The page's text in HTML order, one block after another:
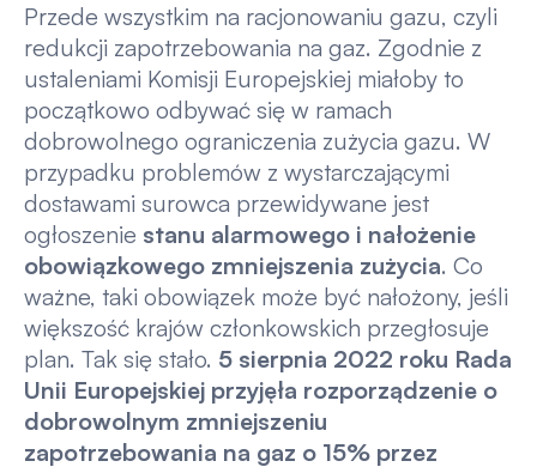
Przede wszystkim na racjonowaniu gazu, czyli
redukcji zapotrzebowania na gaz. Zgodnie z
ustaleniami Komisji Europejskiej miałoby to
początkowo odbywać się w ramach
dobrowolnego ograniczenia zużycia gazu. W
przypadku problemów z wystarczającymi
dostawami surowca przewidywane jest
ogłoszenie stanu alarmowego i nałożenie
obowiązkowego zmniejszenia zużycia. Co
ważne, taki obowiązek może być nałożony, jeśli
większość krajów członkowskich przegłosuje
plan. Tak się stało. 5 sierpnia 2022 roku Rada
Unii Europejskiej przyjęła rozporządzenie o
dobrowolnym zmniejszeniu
zapotrzebowania na gaz o 15% przez